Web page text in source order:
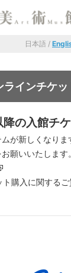
日本語 /
インチケッ
の入館チ
が新しくなり
願いいたします。
購入に関するご